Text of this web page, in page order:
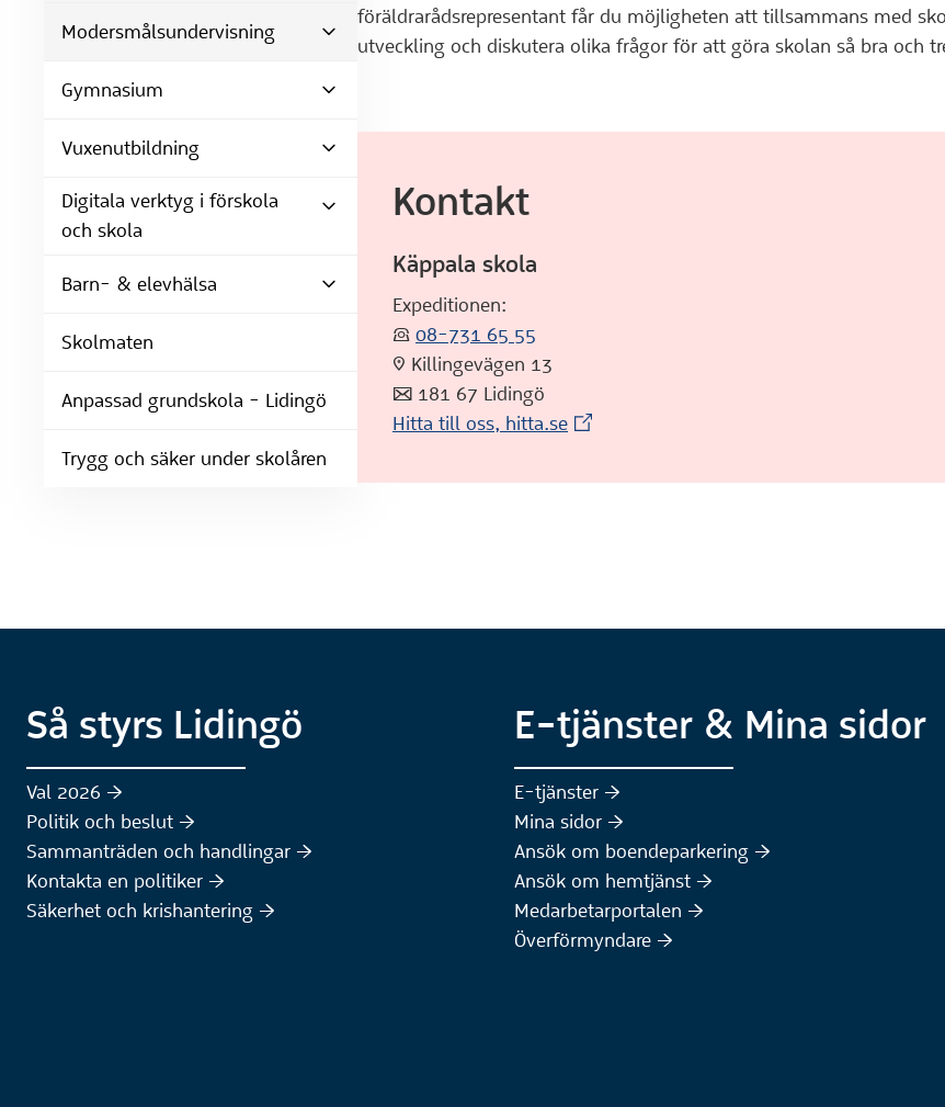
Modersmålsundervisning
Gymnasium
Vuxenutbildning
Digitala verktyg i förskola
och skola
Barn- & elevhälsa
Skolmaten
Anpassad grundskola - Lidingö
Trygg och säker under skolåren
föräldrarådsrepresentant får du möjligheten att tillsammans med
utveckling och diskutera olika frågor för att göra skolan så bra och
Kontakt
Käppala skola
Expeditionen:
:telefon: 08-731 65 55
:pin: Killingevägen 13
:post: 181 67 Lidingö
Hitta till oss, hitta.se(Extern webbplats)
Så styrs Lidingö
Val 2026 :höger:
Politik och beslut :höger:
Sammanträden och handlingar :höger:
Kontakta en politiker :höger:
Säkerhet och krishantering :höger:
E-tjänster & Mina sidor
E-tjänster :höger:
Mina sidor :höger:
Ansök om boendeparkering :höger:
Ansök om hemtjänst :höger:
Medarbetarportalen :höger:
Överförmyndare :höger: